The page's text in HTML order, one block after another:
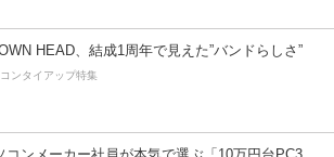
HEAD、結成1周年で見えた”バンドらしさ”
ンタイアップ特集